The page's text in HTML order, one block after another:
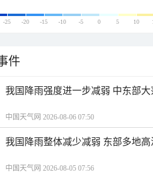
-25 -20 -15 -10 -5 0 5 10
件
我国降雨强度进一步减弱 中东部
中国天气网 2026-08-06 07:50
我国降雨整体减少减弱 东部多地
中国天气网 2026-08-05 07:56